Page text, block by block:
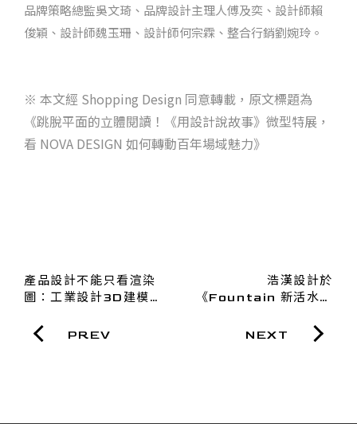
品牌策略總監吳文琦、品牌設計主理人傅及奕、設計師賴
俊穎、設計師魏玉珊、設計師何宗霖、整合行銷劉婉玲。
※ 本文經 Shopping Design 同意轉載，原文標題為
《跳脫平面的立體閱讀！《用設計說故事》微型特展，
看 NOVA DESIGN 如何轉動百年場域魅力》
產品設計不能只看渲染
圖：工業設計3D建模
PREV
浩漢設計於
《Fountain 新活水》
園」特展亮相，展現設
NEXT